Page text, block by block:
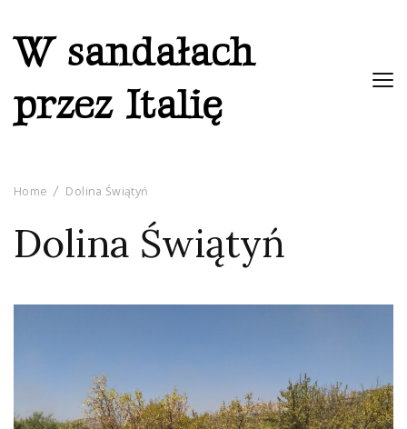
W sandałach
przez Italię
Home Dolina Świątyń
Dolina Świątyń